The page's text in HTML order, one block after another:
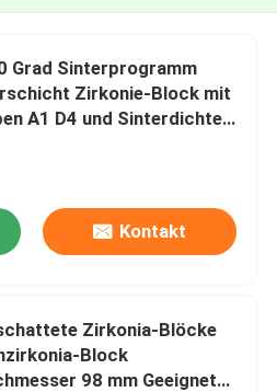
Grad Sinterprogramm
Zirkonie-Block mit
A1 D4 und Sinterdichte
Kontakt
Zirkonia-Blöcke
Block
98 mm Geeignet